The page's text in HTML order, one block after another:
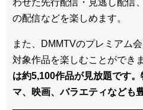
の配信などを楽しめます。
また、DMMTVのプレミアム
対象作品を楽しむことができま
は約5,100作品が見放題です
マ、映画、バラエティなども